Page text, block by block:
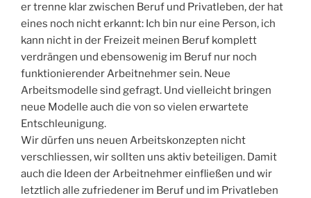
er trenne klar zwischen Beruf und Privatleben, der hat
eines noch nicht erkannt: Ich bin nur eine Person, ich
kann nicht in der Freizeit meinen Beruf komplett
verdrängen und ebensowenig im Beruf nur noch
funktionierender Arbeitnehmer sein. Neue
Arbeitsmodelle sind gefragt. Und vielleicht bringen
neue Modelle auch die von so vielen erwartete
Entschleunigung.
Wir dürfen uns neuen Arbeitskonzepten nicht
verschliessen, wir sollten uns aktiv beteiligen. Damit
auch die Ideen der Arbeitnehmer einfließen und wir
letztlich alle zufriedener im Beruf und im Privatleben